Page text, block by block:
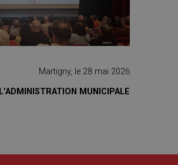
Martigny, le 28 mai 2026
L’ADMINISTRATION MUNICIPALE